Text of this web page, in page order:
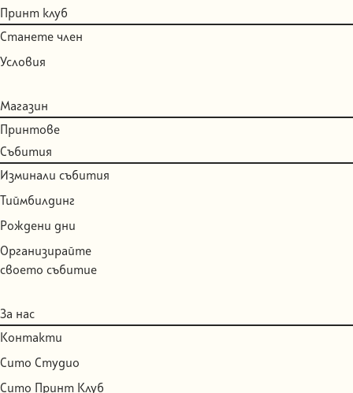
Принт клуб
Станете член
Условия
Магазин
Принтове
Събития
Изминали събития
Тиймбилдинг
Рождени дни
Организирайте
своето събитие
За нас
Контакти
Сито Студио
Сито Принт Клуб